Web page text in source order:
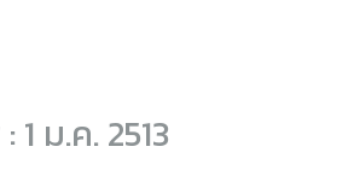
ม.ค. 2513